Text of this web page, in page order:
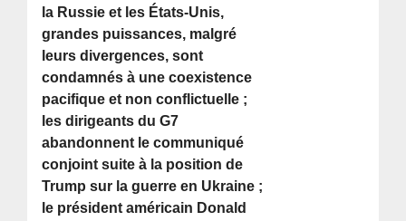
la Russie et les États-Unis,
grandes puissances, malgré
leurs divergences, sont
condamnés à une coexistence
pacifique et non conflictuelle ;
les dirigeants du G7
abandonnent le communiqué
conjoint suite à la position de
Trump sur la guerre en Ukraine ;
le président américain Donald